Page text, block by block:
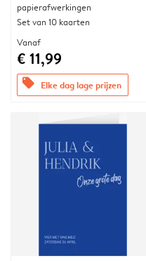
papierafwerkingen
Set van 10 kaarten
Vanaf
€ 11,99
offers Elke dag lage prijzen